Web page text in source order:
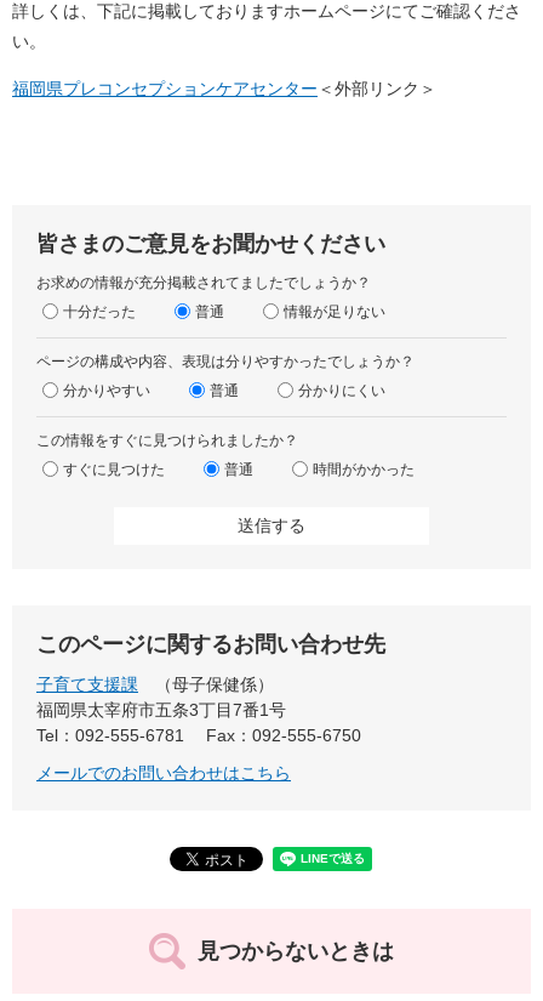
詳しくは、下記に掲載しておりますホームページにてご確認くださ
い。
福岡県プレコンセプションケアセンター ＜外部リンク＞
皆さまのご意見をお聞かせください
お求めの情報が充分掲載されてましたでしょうか？
十分だった
普通 情報が足りない
ページの構成や内容、表現は分りやすかったでしょうか？
分かりやすい
普通 分かりにくい
この情報をすぐに見つけられましたか？
すぐに見つけた
普通 時間がかかった
このページに関するお問い合わせ先
子育て支援課
母子保健係
福岡県太宰府市五条3丁目7番1号
Tel：092-555-6781
Fax：092-555-6750
メールでのお問い合わせはこちら
見つからないときは